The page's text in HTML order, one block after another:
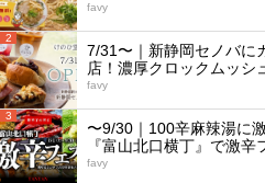
favy
2
7/31〜｜新静岡セノバに
店！濃厚クロックムッシ
favy
3
〜9/30｜100辛麻辣湯に
『富山北口横丁』で激辛
favy